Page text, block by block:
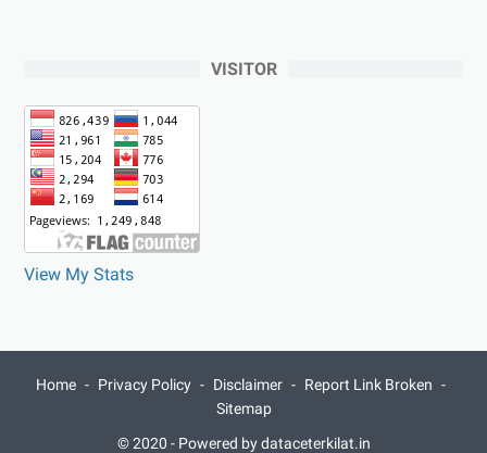
VISITOR
View My Stats
Home Privacy Policy Disclaimer
Report Link Broken
Sitemap
© 2020 - Powered by dataceterkilat.in